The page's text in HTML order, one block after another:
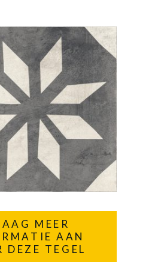
MEER
AAN
DEZE TEGEL